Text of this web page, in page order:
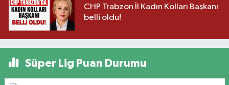
CHP Trabzon İl Kadın Kolları Başkanı
belli oldu!
Süper Lig Puan Durumu